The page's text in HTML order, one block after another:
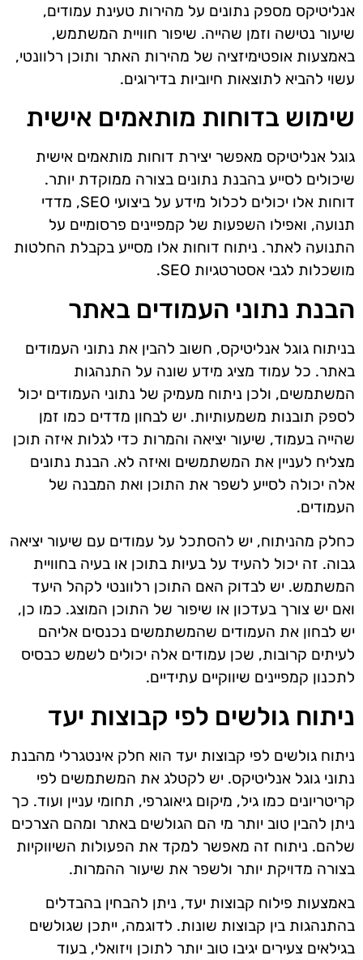
אנליטיקס מספק נתונים על מהירות טעינת עמודים,
שיעור נטישה וזמן שהייה. שיפור חוויית המשתמש,
באמצעות אופטימיזציה של מהירות האתר ותוכן רלוונטי,
עשוי להביא לתוצאות חיוביות בדירוגים.
שימוש בדוחות מותאמים אישית
גוגל אנליטיקס מאפשר יצירת דוחות מותאמים אישית
שיכולים לסייע בהבנת נתונים בצורה ממוקדת יותר.
דוחות אלו יכולים לכלול מידע על ביצועי SEO, מדדי
תנועה, ואפילו השפעות של קמפיינים פרסומיים על
התנועה לאתר. ניתוח דוחות אלו מסייע בקבלת החלטות
מושכלות לגבי אסטרטגיות SEO.
הבנת נתוני העמודים באתר
בניתוח גוגל אנליטיקס, חשוב להבין את נתוני העמודים
באתר. כל עמוד מציג מידע שונה על התנהגות
המשתמשים, ולכן ניתוח מעמיק של נתוני העמודים יכול
לספק תובנות משמעותיות. יש לבחון מדדים כמו זמן
שהייה בעמוד, שיעור יציאה והמרות כדי לגלות איזה תוכן
מצליח לעניין את המשתמשים ואיזה לא. הבנת נתונים
אלה יכולה לסייע לשפר את התוכן ואת המבנה של
העמודים.
כחלק מהניתוח, יש להסתכל על עמודים עם שיעור יציאה
גבוה. זה יכול להעיד על בעיות בתוכן או בעיה בחוויית
המשתמש. יש לבדוק האם התוכן רלוונטי לקהל היעד
ואם יש צורך בעדכון או שיפור של התוכן המוצג. כמו כן,
יש לבחון את העמודים שהמשתמשים נכנסים אליהם
לעיתים קרובות, שכן עמודים אלה יכולים לשמש כבסיס
לתכנון קמפיינים שיווקיים עתידיים.
ניתוח גולשים לפי קבוצות יעד
ניתוח גולשים לפי קבוצות יעד הוא חלק אינטגרלי מהבנת
נתוני גוגל אנליטיקס. יש לקטלג את המשתמשים לפי
קריטריונים כמו גיל, מיקום גיאוגרפי, תחומי עניין ועוד. כך
ניתן להבין טוב יותר מי הם הגולשים באתר ומהם הצרכים
שלהם. ניתוח זה מאפשר למקד את הפעולות השיווקיות
בצורה מדויקת יותר ולשפר את שיעור ההמרות.
באמצעות פילוח קבוצות יעד, ניתן להבחין בהבדלים
בהתנהגות בין קבוצות שונות. לדוגמה, ייתכן שגולשים
בגילאים צעירים יגיבו טוב יותר לתוכן ויזואלי, בעוד